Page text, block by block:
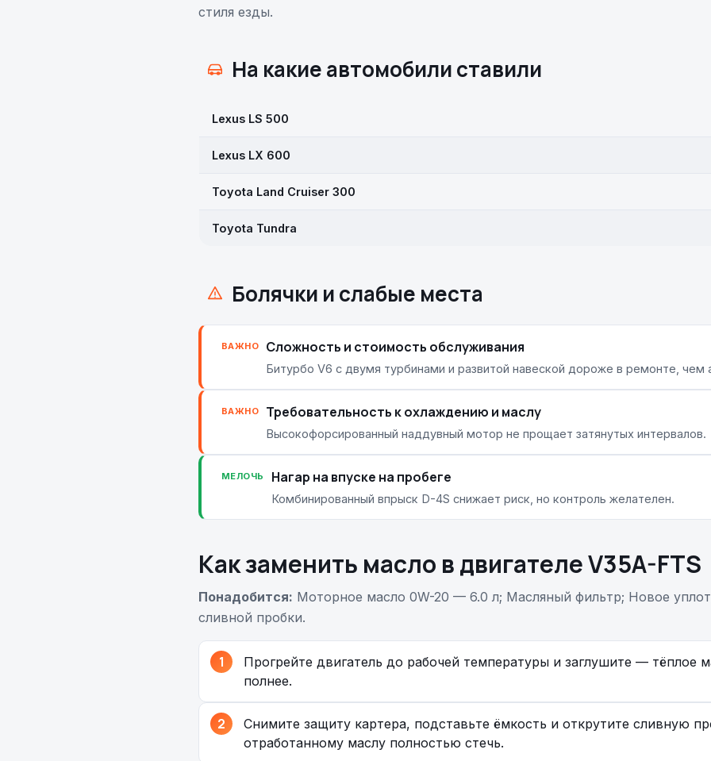
стиля езды.
На какие автомобили ставили
Lexus LS 500
Lexus LX 600
Toyota Land Cruiser 300
Toyota Tundra
Болячки и слабые места
ВАЖНО Сложность и стоимость обслуживания
Битурбо V6 с двумя турбинами и развитой навеской дороже в ремонте, чем
ВАЖНО Требовательность к охлаждению и маслу
Высокофорсированный наддувный мотор не прощает затянутых интервалов.
МЕЛОЧЬ Нагар на впуске на пробеге
Комбинированный впрыск D-4S снижает риск, но контроль желателен.
Как заменить масло в двигателе V35A-FTS
Понадобится: Моторное масло 0W-20 — 6.0 л; Масляный фильтр; Новое
сливной пробки.
Прогрейте двигатель до рабочей температуры и заглушите — тёплое
полнее.
Снимите защиту картера, подставьте ёмкость и открутите сливную
отработанному маслу полностью стечь.